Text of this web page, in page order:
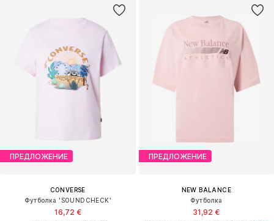
ПРЕДЛОЖЕНИЕ
CONVERSE
Футболка 'SOUNDCHECK'
16,72 €
ПРЕДЛОЖЕНИЕ
NEW BALANCE
Футболка
31,92 €